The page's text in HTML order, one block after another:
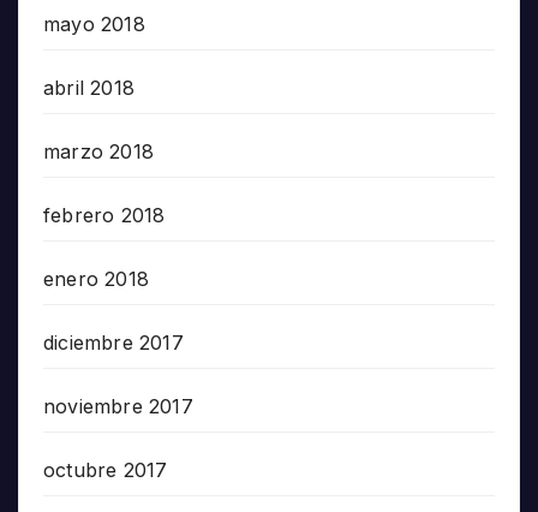
mayo 2018
abril 2018
marzo 2018
febrero 2018
enero 2018
diciembre 2017
noviembre 2017
octubre 2017